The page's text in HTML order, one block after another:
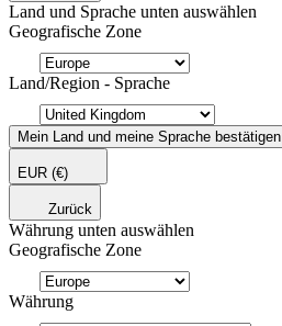
Land und Sprache unten auswählen
Geografische Zone
Land/Region - Sprache
Mein Land und meine Sprache bestätigen
EUR (€)
Zurück
Währung unten auswählen
Geografische Zone
Währung